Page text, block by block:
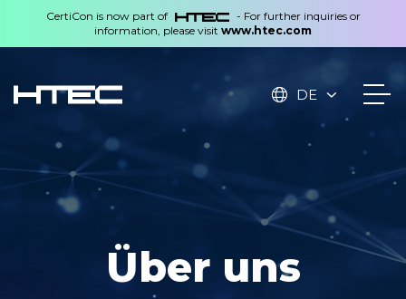
CertiCon is now part of
- For further inquiries or
information, please visit www.htec.com
DE
Über uns